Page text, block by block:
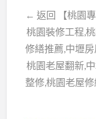
← 返回 【桃園
桃園裝修工程,
修繕推薦,中壢
桃園老屋翻新,
整修,桃園老屋